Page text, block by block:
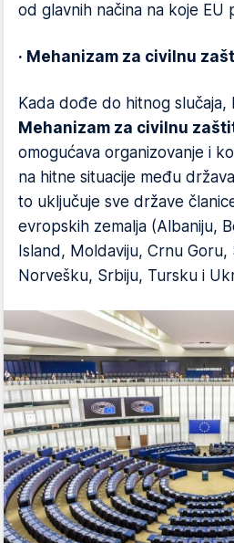
od glavnih načina na koje EU
· Mehanizam za civilnu
Kada dođe do hitnog slučaja,
Mehanizam za civilnu
omogućava organizovanje i
na hitne situacije među
to uključuje sve države
evropskih zemalja (Albaniju,
Island, Moldaviju, Crnu
Norvešku, Srbiju, Tursku i